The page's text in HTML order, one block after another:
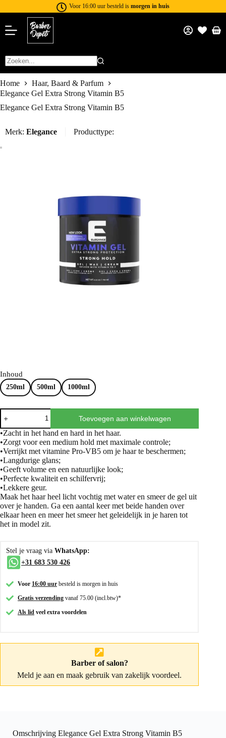
Voor 16:00 uur besteld is morgen in huis
Home
Haar, Baard & Parfum
Elegance Gel Extra Strong Vitamin B5
Elegance Gel Extra Strong Vitamin B5
Merk: Elegance Producttype:
Inhoud
250ml 500ml 1000ml
Toevoegen aan winkelwagen
•Zacht in het hand en hard in het haar.
•Zorgt voor een medium hold met maximale controle;
•Verrijkt met vitamine Pro-VB5 om je haar te beschermen;
•Langdurige glans;
•Geeft volume en een natuurlijke look;
•Perfecte kwaliteit en schilfervrij;
•Lekkere geur.
Maak het haar heel licht vochtig met water en smeer de gel uit
over je handen. Ga een aantal keer met beide handen over
elkaar heen en meer het smeer het geleidelijk in je haren tot
het in model zit.
Stel je vraag via WhatsApp:
+31 683 530 426
Voor 16:00 uur besteld is morgen in huis
Gratis verzending vanaf 75.00 (incl.btw)*
Als lid veel extra voordelen
Barber of salon?
Meld je aan en maak gebruik van zakelijk voordeel.
Omschrijving Elegance Gel Extra Strong Vitamin B5